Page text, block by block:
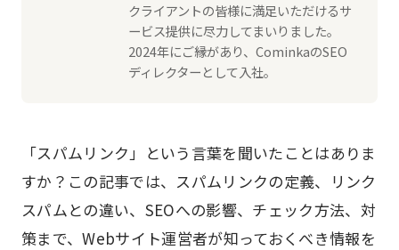
クライアントの皆様に満足いただけるサ
ービス提供に尽力してまいりました。
2024年にご縁があり、CominkaのSEO
ディレクターとして入社。
「スパムリンク」という言葉を聞いたことはありま
すか？この記事では、スパムリンクの定義、リンク
スパムとの違い、SEOへの影響、チェック方法、対
策まで、Webサイト運営者が知っておくべき情報を